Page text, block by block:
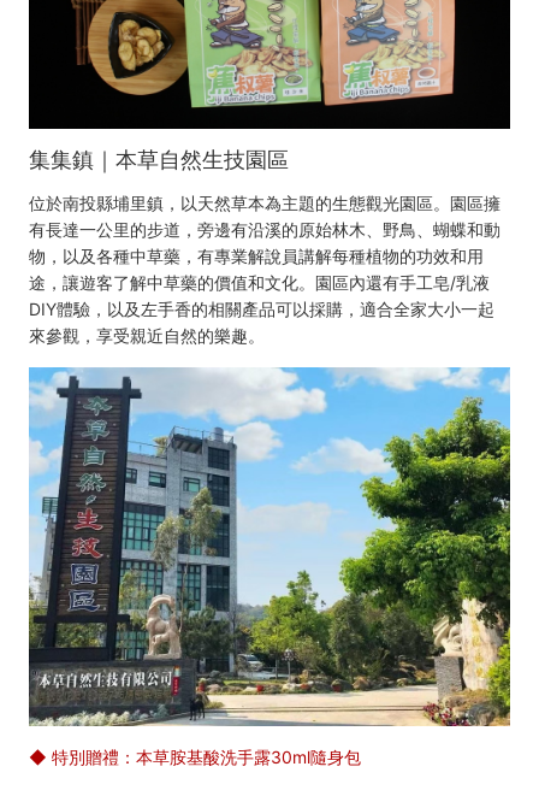
集集鎮｜本草自然生技園區
位於南投縣埔里鎮，以天然草本為主題的生態觀光園區。園區擁
有長達一公里的步道，旁邊有沿溪的原始林木、野鳥、蝴蝶和動
物，以及各種中草藥，有專業解說員講解每種植物的功效和用
途，讓遊客了解中草藥的價值和文化。園區內還有手工皂/乳液
DIY體驗，以及左手香的相關產品可以採購，適合全家大小一起
來參觀，享受親近自然的樂趣。
◆ 特別贈禮：本草胺基酸洗手露30ml隨身包